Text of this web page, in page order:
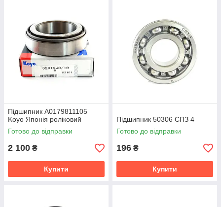
Підшипник A0179811105
Koyo Японія роліковий
Готово до відправки
2 100 ₴
Купити
Підшипник 50306 СПЗ 4
Готово до відправки
196 ₴
Купити